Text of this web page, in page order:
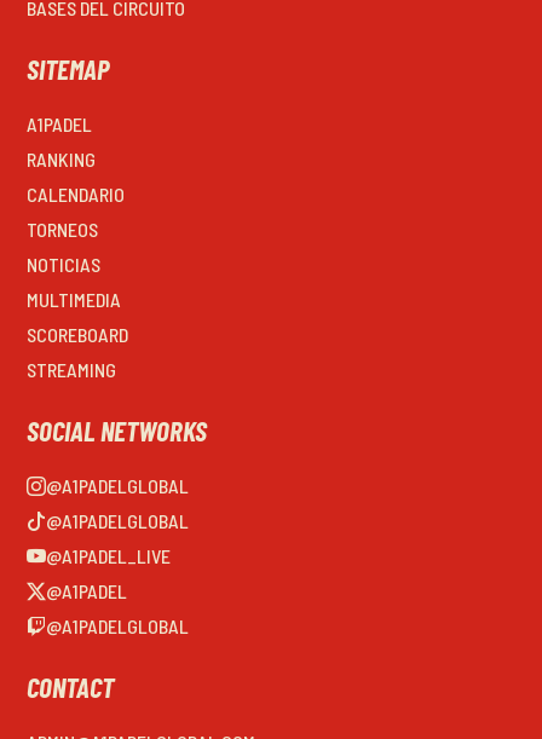
BASES DEL CIRCUITO
SITEMAP
A1PADEL
RANKING
CALENDARIO
TORNEOS
NOTICIAS
MULTIMEDIA
SCOREBOARD
STREAMING
SOCIAL NETWORKS
@A1PADELGLOBAL
@A1PADELGLOBAL
@A1PADEL_LIVE
@A1PADEL
@A1PADELGLOBAL
CONTACT